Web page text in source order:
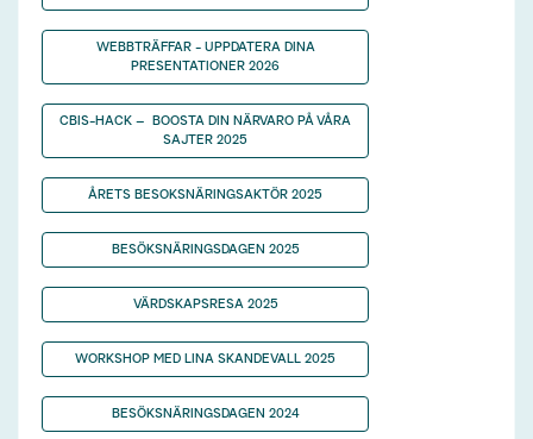
WEBBTRÄFFAR - UPPDATERA DINA
PRESENTATIONER 2026
CBIS-HACK – BOOSTA DIN NÄRVARO PÅ VÅRA
SAJTER 2025
ÅRETS BESOKSNÄRINGSAKTÖR 2025
BESÖKSNÄRINGSDAGEN 2025
VÄRDSKAPSRESA 2025
WORKSHOP MED LINA SKANDEVALL 2025
BESÖKSNÄRINGSDAGEN 2024